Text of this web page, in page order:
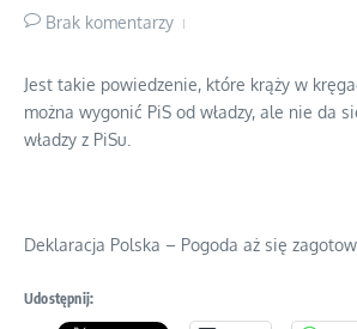
Brak komentarzy
Jest takie powiedzenie, które krąży w
można wygonić PiS od władzy, ale nie da
władzy z PiSu.
Deklaracja Polska – Pogoda aż się
Udostępnij: